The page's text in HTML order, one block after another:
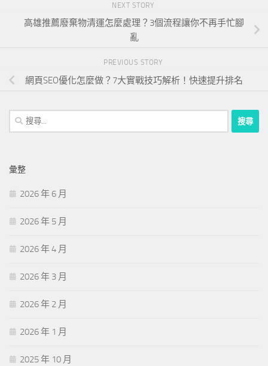
NEXT STORY
高雄推薦廢棄物清運怎麼處理？3個流程讓你不再手忙腳
亂
PREVIOUS STORY
網頁SEO優化怎麼做？7大實戰技巧解析！快速提升排名
搜
尋
字:
彙整
2026 年 6 月
2026 年 5 月
2026 年 4 月
2026 年 3 月
2026 年 2 月
2026 年 1 月
2025 年 10 月